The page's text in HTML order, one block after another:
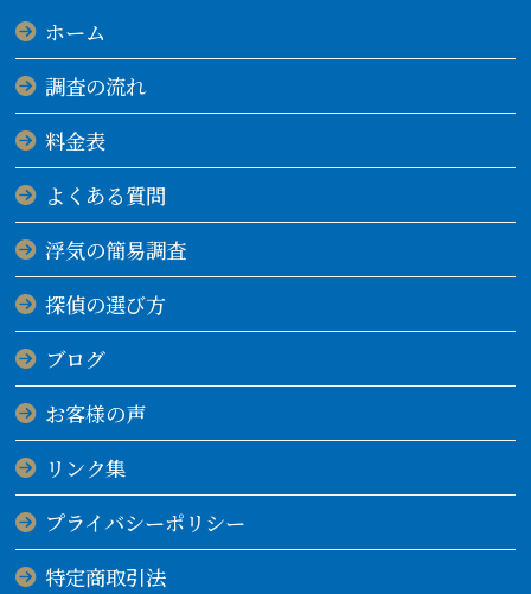
ホーム
調査の流れ
料金表
よくある質問
浮気の簡易調査
探偵の選び方
ブログ
お客様の声
リンク集
プライバシーポリシー
特定商取引法